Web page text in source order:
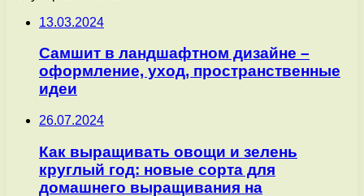
13.03.2024
Самшит в ландшафтном дизайне –
оформление, уход, пространственные
идеи
26.07.2024
Как выращивать овощи и зелень
круглый год: новые сорта для
домашнего выращивания на